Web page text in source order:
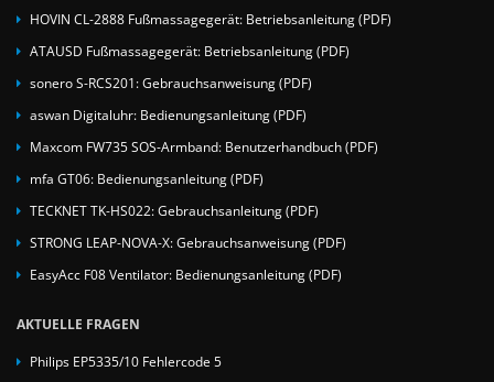
HOVIN CL-2888 Fußmassagegerät: Betriebsanleitung (PDF)
ATAUSD Fußmassagegerät: Betriebsanleitung (PDF)
sonero S-RCS201: Gebrauchsanweisung (PDF)
aswan Digitaluhr: Bedienungsanleitung (PDF)
Maxcom FW735 SOS-Armband: Benutzerhandbuch (PDF)
mfa GT06: Bedienungsanleitung (PDF)
TECKNET TK-HS022: Gebrauchsanleitung (PDF)
STRONG LEAP-NOVA-X: Gebrauchsanweisung (PDF)
EasyAcc F08 Ventilator: Bedienungsanleitung (PDF)
AKTUELLE FRAGEN
Philips EP5335/10 Fehlercode 5